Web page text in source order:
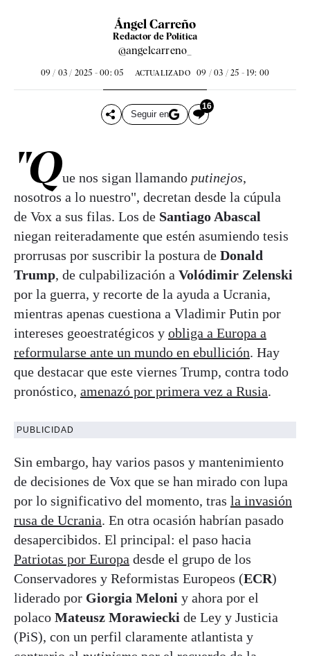
Ángel Carreño
Redactor de Política
@angelcarreno_
09 / 03 / 2025 - 00: 05 ACTUALIZADO 09 / 03 / 25 - 19: 00
Seguir en
16
"Que nos sigan llamando putinejos,
nosotros a lo nuestro", decretan desde la cúpula
de Vox a sus filas. Los de Santiago Abascal
niegan reiteradamente que estén asumiendo tesis
prorrusas por suscribir la postura de Donald
Trump, de culpabilización a Volódimir Zelenski
por la guerra, y recorte de la ayuda a Ucrania,
mientras apenas cuestiona a Vladimir Putin por
intereses geoestratégicos y obliga a Europa a
reformularse ante un mundo en ebullición. Hay
que destacar que este viernes Trump, contra todo
pronóstico, amenazó por primera vez a Rusia.
PUBLICIDAD
Sin embargo, hay varios pasos y mantenimiento
de decisiones de Vox que se han mirado con lupa
por lo significativo del momento, tras la invasión
rusa de Ucrania. En otra ocasión habrían pasado
desapercibidos. El principal: el paso hacia
Patriotas por Europa desde el grupo de los
Conservadores y Reformistas Europeos (ECR)
liderado por Giorgia Meloni y ahora por el
polaco Mateusz Morawiecki de Ley y Justicia
(PiS), con un perfil claramente atlantista y